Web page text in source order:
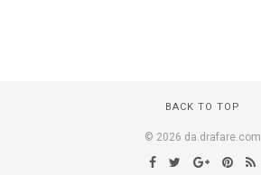
BACK TO TOP
© 2026 da.drafare.com